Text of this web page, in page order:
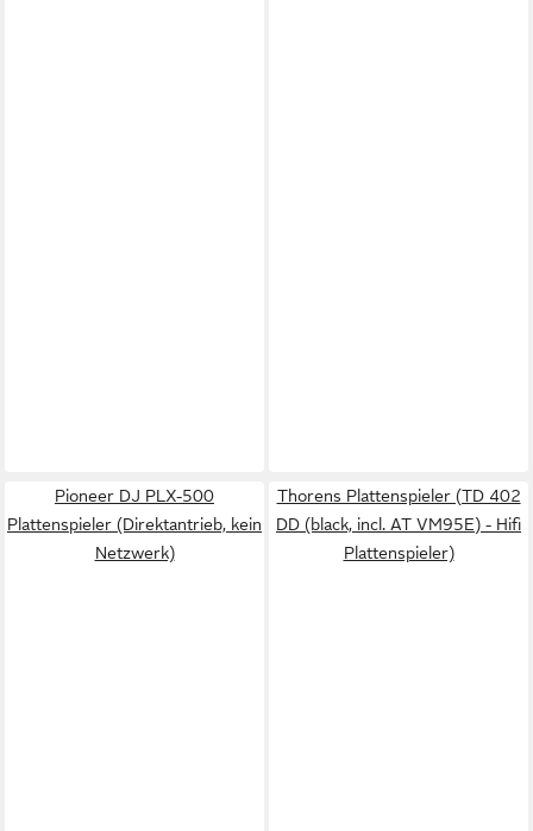
Pioneer DJ PLX-500
Plattenspieler (Direktantrieb, kein
Netzwerk)
Thorens Plattenspieler (TD 402
DD (black, incl. AT VM95E) - Hifi
Plattenspieler)